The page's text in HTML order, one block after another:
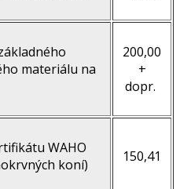
materiálu na
200,00
+
dopr.
WAHO
koní)
150,41